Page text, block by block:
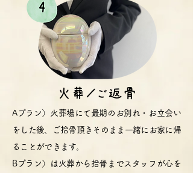
火葬／ご返骨
Aプラン）火葬場にて最期のお別れ・お立会い
をした後、ご拾骨頂きそのまま一緒にお家に帰
ることができます。
Bプラン）は火葬から拾骨までスタッフが心を